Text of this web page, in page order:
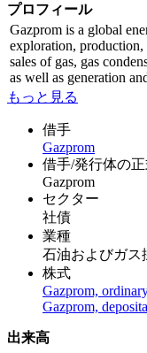
プロフィール
Gazprom is a global
exploration, production,
sales of gas, gas
as well as generation
もっと見る
借手
Gazprom
借手/発行体の
Gazprom
セクター
社債
業種
石油およびガス
株式
Gazprom,
Gazprom,
出来高